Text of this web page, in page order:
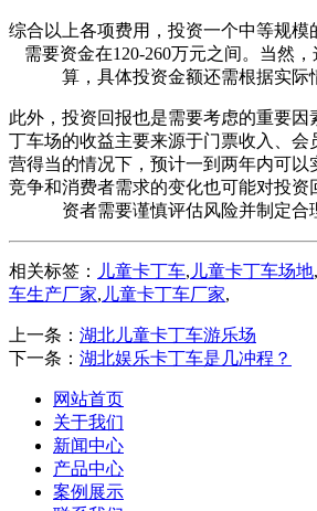
综合以上各项费用，投资一个中等规模
需要资金在120-260万元之间。当然
算，具体投资金额还需根据实际
此外，投资回报也是需要考虑的重要因
丁车场的收益主要来源于门票收入、会
营得当的情况下，预计一到两年内可以
竞争和消费者需求的变化也可能对投资
资者需要谨慎评估风险并制定合
相关标签： 儿童卡丁车, 儿童卡丁车场地,
车生产厂家, 儿童卡丁车厂家,
上一条： 湖北儿童卡丁车游乐场
下一条： 湖北娱乐卡丁车是几冲程？
网站首页
关于我们
新闻中心
产品中心
案例展示